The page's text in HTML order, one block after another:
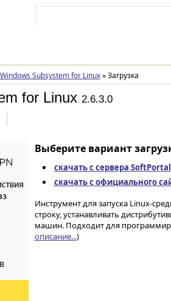
Windows Subsystem for Linux »Загрузка
for Linux 2.6.3.0
Выберите вариант
скачать с сервера SoftPortal
скачать с официального
Инструмент для запуска Linux-
строку, устанавливать
машин. Подходит для
описание...)